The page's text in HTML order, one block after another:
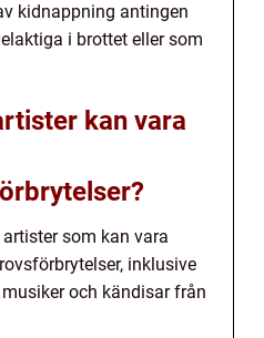
kidnappning antingen
i brottet eller som
kan vara
som kan vara
inklusive
och kändisar från